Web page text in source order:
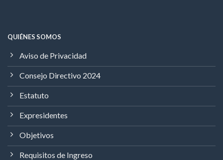
QUIÉNES SOMOS
Aviso de Privacidad
Consejo Directivo 2024
Estatuto
Expresidentes
Objetivos
Requisitos de Ingreso